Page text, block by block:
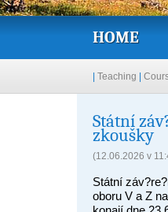
HOME
| Teaching |
Státní
zkoušky
(12.06.2026 v
Státní
oboru V a Z